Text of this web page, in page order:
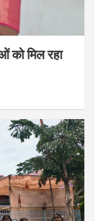
को मिल रहा